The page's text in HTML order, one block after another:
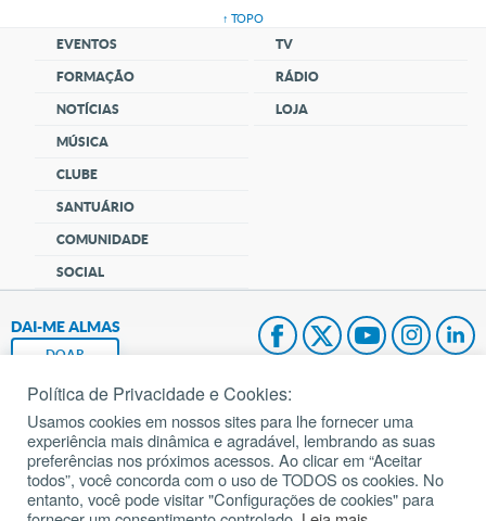
↑ TOPO
EVENTOS
FORMAÇÃO
NOTÍCIAS
MÚSICA
CLUBE
SANTUÁRIO
COMUNIDADE
SOCIAL
TV
RÁDIO
LOJA
DAI-ME ALMAS
DOAR
Fundação João Paulo II
Pedido de Oração
Mapa do site
Política de Privacidade e Cookies:
Usamos cookies em nossos sites para lhe fornecer uma
experiência mais dinâmica e agradável, lembrando as suas
preferências nos próximos acessos. Ao clicar em “Aceitar
todos”, você concorda com o uso de TODOS os cookies. No
entanto, você pode visitar "Configurações de cookies" para